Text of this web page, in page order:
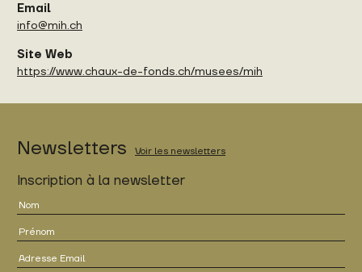
Email
info@mih.ch
Site Web
https://www.chaux-de-fonds.ch/musees/mih
Newsletters Voir les newsletters
Inscription à la newsletter